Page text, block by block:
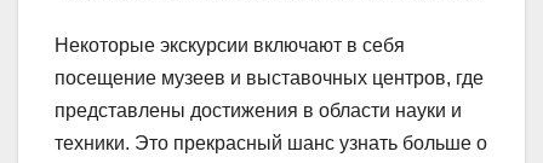
Некоторые экскурсии включают в себя
посещение музеев и выставочных центров, где
представлены достижения в области науки и
техники. Это прекрасный шанс узнать больше о